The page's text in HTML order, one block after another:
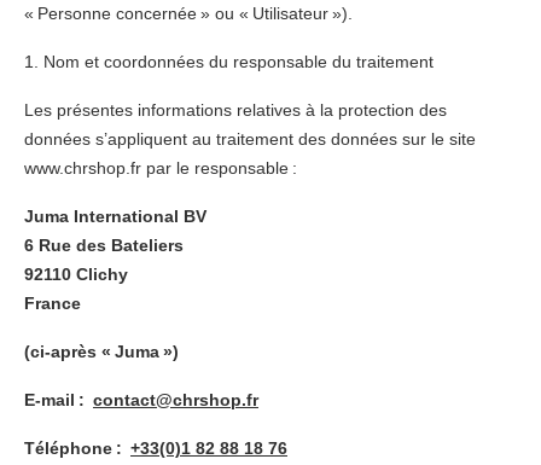
« Personne concernée » ou « Utilisateur »).
1. Nom et coordonnées du responsable du traitement
Les présentes informations relatives à la protection des
données s’appliquent au traitement des données sur le site
www.chrshop.fr par le responsable :
Juma International BV
6 Rue des Bateliers
92110 Clichy
France
(ci-après « Juma »)
E-mail : contact@chrshop.fr
Téléphone : +33(0)1 82 88 18 76